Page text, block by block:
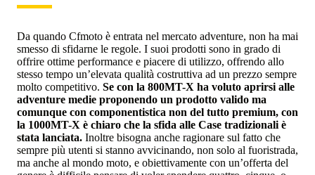
Da quando Cfmoto è entrata nel mercato adventure, non ha mai
smesso di sfidarne le regole. I suoi prodotti sono in grado di
offrire ottime performance e piacere di utilizzo, offrendo allo
stesso tempo un’elevata qualità costruttiva ad un prezzo sempre
molto competitivo. Se con la 800MT-X ha voluto aprirsi alle
adventure medie proponendo un prodotto valido ma
comunque con componentistica non del tutto premium, con
la 1000MT-X è chiaro che la sfida alle Case tradizionali è
stata lanciata. Inoltre bisogna anche ragionare sul fatto che
sempre più utenti si stanno avvicinando, non solo al fuoristrada,
ma anche al mondo moto, e obiettivamente con un’offerta del